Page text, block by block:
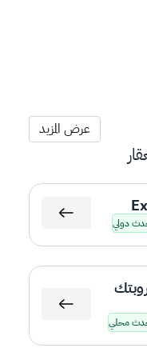
عرض المزيد
دولي
محلي